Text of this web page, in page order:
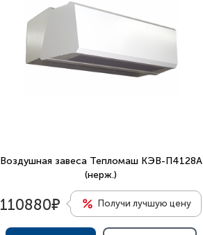
Воздушная завеса Тепломаш КЭВ-П4128A
(нерж.)
110880е Получи лучшую цену